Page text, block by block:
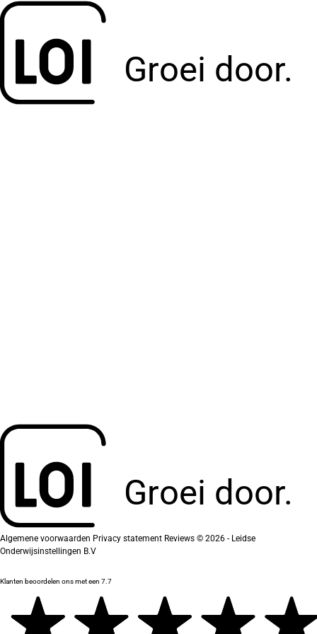
Groei door.
Groei door.
Algemene voorwaarden Privacy statement Reviews © 2026 - Leidse
Onderwijsinstellingen B.V
Klanten beoordelen ons met een 7.7